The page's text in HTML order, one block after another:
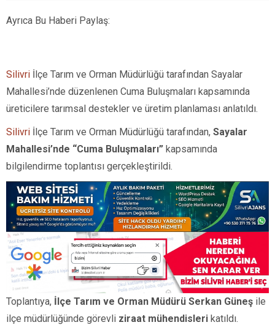
Ayrıca Bu Haberi Paylaş:
Silivri İlçe Tarım ve Orman Müdürlüğü tarafından Sayalar
Mahallesi’nde düzenlenen Cuma Buluşmaları kapsamında
üreticilere tarımsal destekler ve üretim planlaması anlatıldı.
Silivri İlçe Tarım ve Orman Müdürlüğü tarafından, Sayalar
Mahallesi’nde “Cuma Buluşmaları” kapsamında
bilgilendirme toplantısı gerçekleştirildi.
Toplantıya, İlçe Tarım ve Orman Müdürü Serkan Güneş ile
ilçe müdürlüğünde görevli ziraat mühendisleri katıldı.